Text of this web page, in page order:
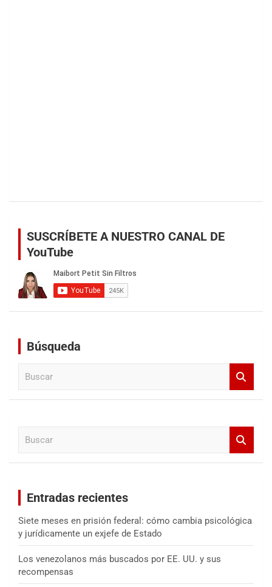
SUSCRÍBETE A NUESTRO CANAL DE
YouTube
Búsqueda
Entradas recientes
Siete meses en prisión federal: cómo cambia psicológica
y jurídicamente un exjefe de Estado
Los venezolanos más buscados por EE. UU. y sus
recompensas